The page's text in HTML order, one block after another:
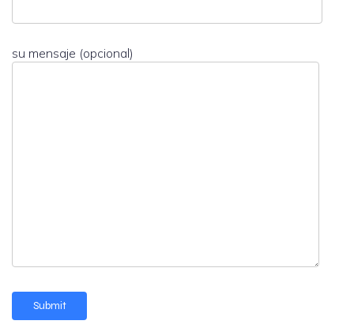
su mensaje (opcional)